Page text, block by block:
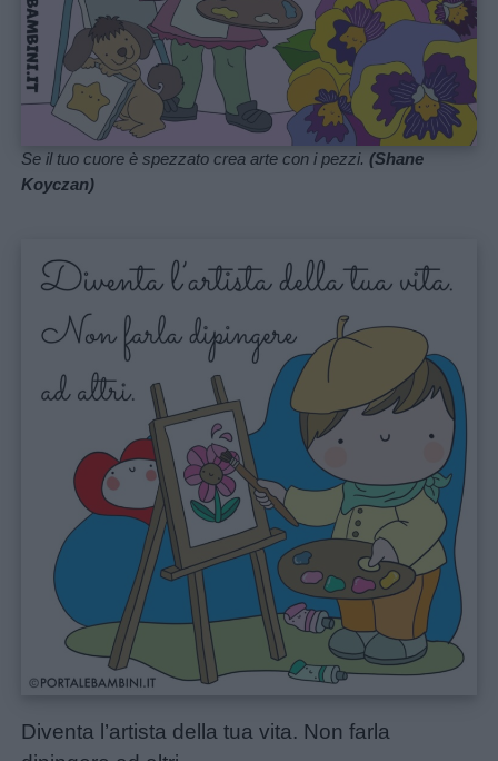
Se il tuo cuore è spezzato crea arte con i pezzi.(Shane
Koyczan)
Diventa l’artista della tua vita. Non farla